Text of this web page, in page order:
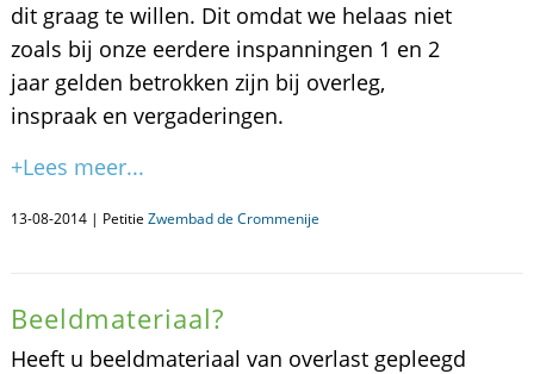
dit graag te willen. Dit omdat we helaas niet
zoals bij onze eerdere inspanningen 1 en 2
jaar gelden betrokken zijn bij overleg,
inspraak en vergaderingen.
+Lees meer...
13-08-2014 | Petitie Zwembad de Crommenije
Beeldmateriaal?
Heeft u beeldmateriaal van overlast gepleegd